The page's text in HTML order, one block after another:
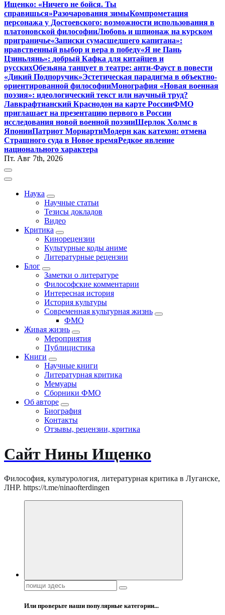
Ищенко: «Ничего не бойся. Ты
справишься»Разочарования зимыКомпрометация
персонажа у Достоевского: возможности использования в
платоновской философииЛюбовь и шпионаж на курском
приграничье«Записки сумасшедшего капитана»:
нравственный выбор и вера в победу«Я не Пань
Цзиньлянь»: добрый Кафка для китайцев и
русскихОбезьяна танцует в театре: анти-Фауст в повести
«Дикий Подпоручик»Эстетическая парадигма в объектно-
ориентированной философииМонография «Новая военная
поэзия»: идеологический текст или научный труд?
Лавкрафтианский Краснодон на карте РоссииФМО
приглашает на презентацию первого в России
исследования новой военной поэзииШерлок Холмс в
ЯпонииПатриот МориартиМодерн как катехон: отмена
Страшного суда в Новое времяРедкое явление
национального характера
Пт. Авг 7th, 2026
Наука
Научные статьи
Тезисы докладов
Видео
Критика
Кинорецензии
Культурные коды аниме
Литературные рецензии
Блог
Заметки о литературе
Философские комментарии
Интересная история
История культуры
Современная культурная жизнь
ФМО
Живая жизнь
Мероприятия
Публицистика
Книги
Научные книги
Литературная критика
Мемуары
Сборники ФМО
Об авторе
Биография
Контакты
Отзывы, рецензии, критика
Сайт Нины Ищенко
Философия, культурология, литературная критика в Луганске,
ЛНР. https://t.me/ninaofterdingen
Поиск:
Или проверьте наши популярные категории...